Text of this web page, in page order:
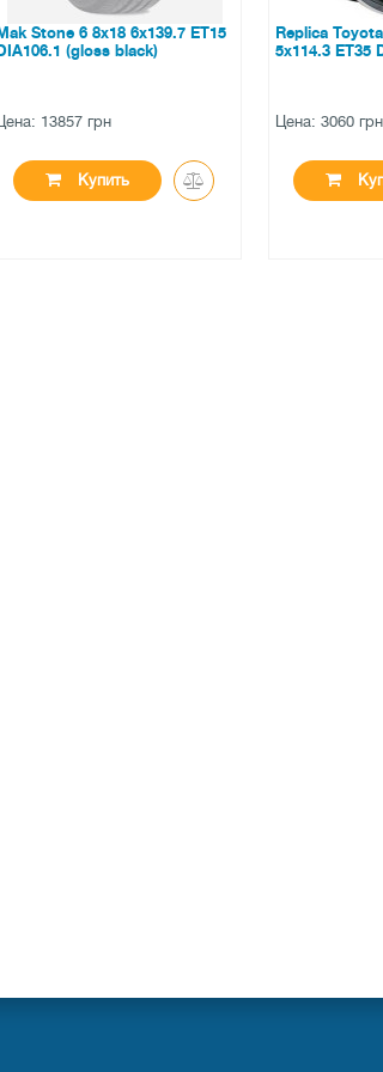
Replica Toyota (TY547) 7x18
5x114.3 ET35 DIA60.1 (BKF)
Цена: 3060 грн
Купить
WSP Italy
X1 9x18
Цена: 8046